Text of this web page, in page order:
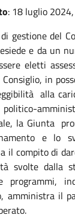
: 18 luglio
gestione del
e da un
eletti
in
alla
la Giunta
e lo
il compito di
svolte dalla
programmi,
amministra il